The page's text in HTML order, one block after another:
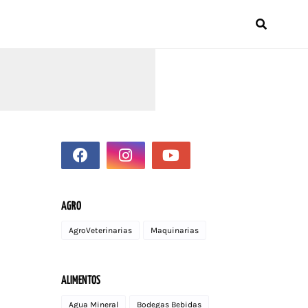
AGRO
AgroVeterinarias Maquinarias
ALIMENTOS
Agua Mineral Bodegas Bebidas